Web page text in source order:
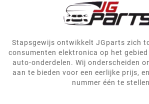
Stapsgewijs ontwikkelt JGparts zich
consumenten elektronica op het
auto-onderdelen. Wij onderscheiden
aan te bieden voor een eerlijke prijs,
nummer één te